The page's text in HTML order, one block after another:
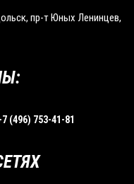
пр-т Юных Ленинцев,
(496) 753-41-81